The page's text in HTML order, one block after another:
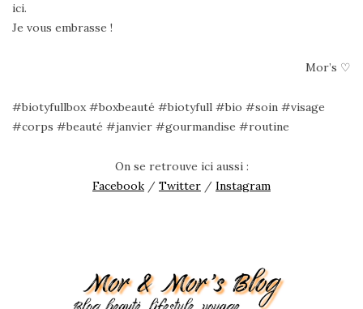
ici.
Je vous embrasse !
Mor’s ♡
#biotyfullbox #boxbeauté #biotyfull #bio #soin #visage
#corps #beauté #janvier #gourmandise #routine
On se retrouve ici aussi :
Facebook / Twitter / Instagram